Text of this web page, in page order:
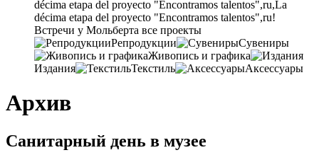
décima etapa del proyecto "Encontramos talentos",ru,La
décima etapa del proyecto "Encontramos talentos",ru!
Встречи у Мольберта все проекты
Репродукции
Сувениры
Живопись и графика
Издания
Текстиль Аксессуары
Архив
Санитарный день в музее